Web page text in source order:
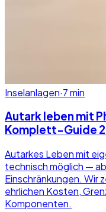
Inselanlagen·7min
Autark leben mit
Komplett-Guide
Autarkes Leben mit
technisch möglich —
Einschränkungen. Wir
ehrlichen Kosten,
Komponenten.